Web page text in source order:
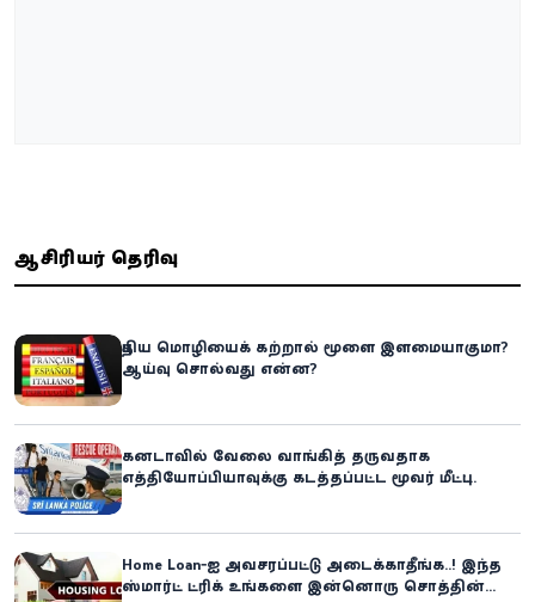
ஆசிரியர் தெரிவு
புதிய மொழியைக் கற்றால் மூளை இளமையாகுமா?
ஆய்வு சொல்வது என்ன?
கனடாவில் வேலை வாங்கித் தருவதாக
எத்தியோப்பியாவுக்கு கடத்தப்பட்ட மூவர் மீட்பு:
Home Loan-ஐ அவசரப்பட்டு அடைக்காதீங்க..! இந்த
ஸ்மார்ட் ட்ரிக் உங்களை இன்னொரு சொத்தின்